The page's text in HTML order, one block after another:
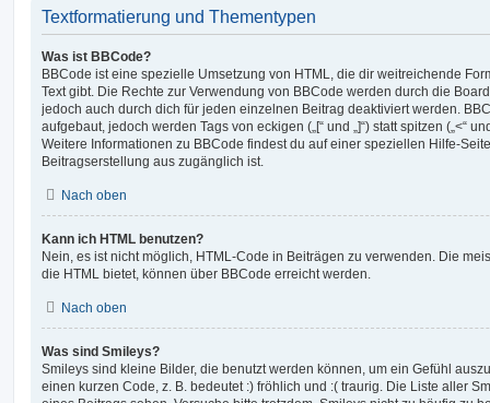
Textformatierung und Thementypen
Was ist BBCode?
BBCode ist eine spezielle Umsetzung von HTML, die dir weitreichende
Text gibt. Die Rechte zur Verwendung von BBCode werden durch die
jedoch auch durch dich für jeden einzelnen Beitrag deaktiviert werden.
aufgebaut, jedoch werden Tags von eckigen („[“ und „]“) statt spitzen („<“
Weitere Informationen zu BBCode findest du auf einer speziellen Hilfe-
Beitragserstellung aus zugänglich ist.
Nach oben
Kann ich HTML benutzen?
Nein, es ist nicht möglich, HTML-Code in Beiträgen zu verwenden. Die
die HTML bietet, können über BBCode erreicht werden.
Nach oben
Was sind Smileys?
Smileys sind kleine Bilder, die benutzt werden können, um ein Gefühl
einen kurzen Code, z. B. bedeutet :) fröhlich und :( traurig. Die Liste aller